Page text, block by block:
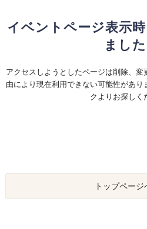
イベントページ表示
ました
アクセスしようとしたページは削除、
由により現在利用できない可能性があ
クよりお探しく
トップページ